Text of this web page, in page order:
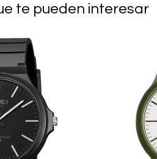
te pueden interesar